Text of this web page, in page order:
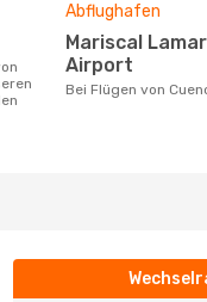
Abflughafen
Mariscal Lamar International
Airport
Bei Flügen von